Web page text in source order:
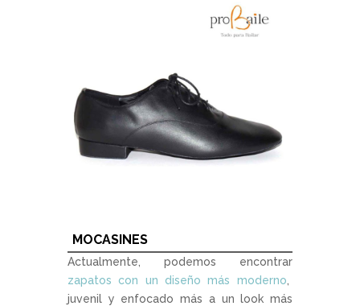
MOCASINES
Actualmente, podemos encontrar
zapatos con un diseño más moderno
juvenil y enfocado más a un look más